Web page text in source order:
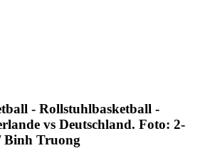
- Rollstuhlbasketball -
vs Deutschland. Foto: 2-
Binh Truong